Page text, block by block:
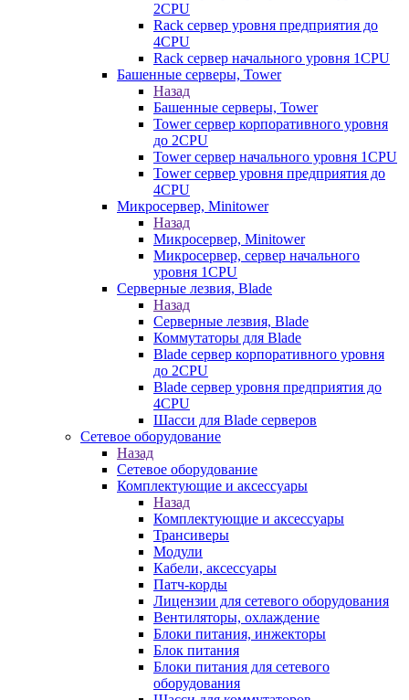
2CPU
Rack сервер уровня предприятия до
4CPU
Rack сервер начального уровня 1CPU
Башенные серверы, Tower
Назад
Башенные серверы, Tower
Tower сервер корпоративного уровня
до 2CPU
Tower сервер начального уровня 1CPU
Tower сервер уровня предприятия до
4CPU
Микросервер, Minitower
Назад
Микросервер, Minitower
Микросервер, сервер начального
уровня 1CPU
Серверные лезвия, Blade
Назад
Серверные лезвия, Blade
Коммутаторы для Blade
Blade сервер корпоративного уровня
до 2CPU
Blade сервер уровня предприятия до
4CPU
Шасси для Blade серверов
Сетевое оборудование
Назад
Сетевое оборудование
Комплектующие и аксессуары
Назад
Комплектующие и аксессуары
Трансиверы
Модули
Кабели, аксессуары
Патч-корды
Лицензии для сетевого оборудования
Вентиляторы, охлаждение
Блоки питания, инжекторы
Блок питания
Блоки питания для сетевого
оборудования